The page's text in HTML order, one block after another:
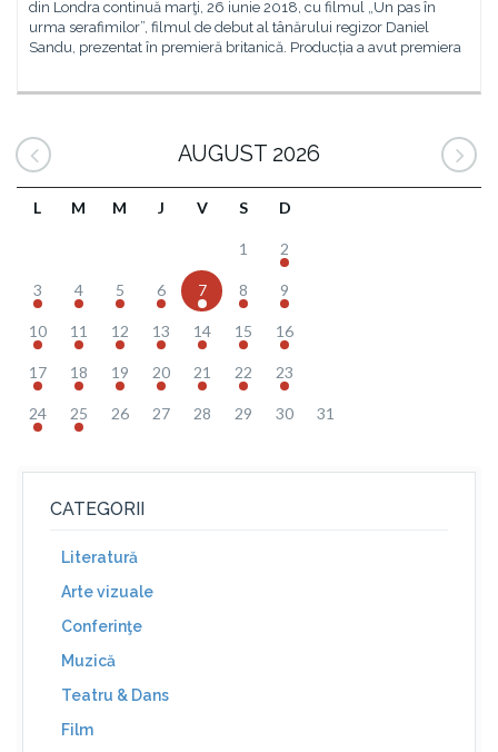
din Londra continuă marţi, 26 iunie 2018, cu filmul „Un pas în
urma serafimilor”, filmul de debut al tânărului regizor Daniel
Sandu, prezentat în premieră britanică. Producția a avut premiera
AUGUST 2026
L M M J V S D
1 2
3 4 5 6 7 8 9
10 11 12 13 14 15 16
17 18 19 20 21 22 23
24 25 26 27 28 29 30 31
CATEGORII
Literatură
Arte vizuale
Conferinţe
Muzică
Teatru & Dans
Film